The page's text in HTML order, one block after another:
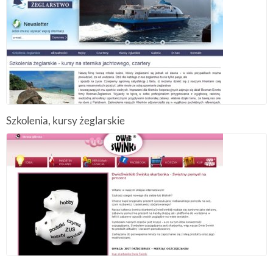
Szkolenia, kursy żeglarskie